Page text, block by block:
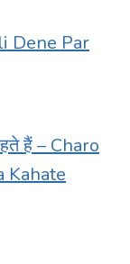
Dene Par
हैं – Charo
Kahate